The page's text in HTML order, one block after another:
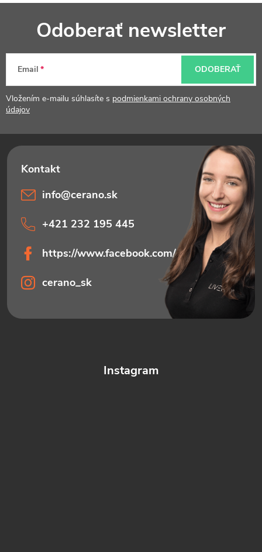
k
v
ý
p
i
p
ä
i
e
Odoberať newsletter
Email
Vložením e-mailu súhlasíte s podmienkami ochrany osobných
údajov
ODOBERAŤ
Instagram
info@cerano.sk
+421 232 195 445
https://www.facebook.com/ceranosk
cerano_sk